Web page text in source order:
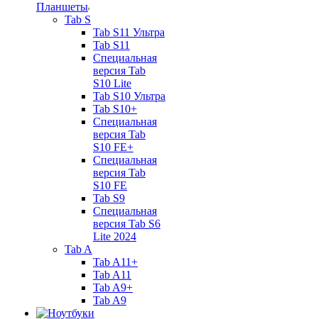
Планшеты
Tab S
Tab S11 Ультра
Tab S11
Специальная
версия Tab
S10 Lite
Tab S10 Ультра
Tab S10+
Специальная
версия Tab
S10 FE+
Специальная
версия Tab
S10 FE
Tab S9
Специальная
версия Tab S6
Lite 2024
Tab A
Tab A11+
Tab A11
Tab A9+
Tab A9